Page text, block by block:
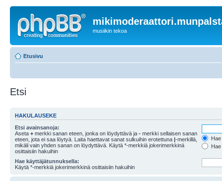
musiikin tekoa
Etusivu
Etsi
HAKULAUSEKE
Etsi avainsanoja:
Aseta + merkki sanan eteen, jonka on löydyttävä ja - merkki sellaisen sanan
eteen, jota ei saa löytyä. Laita haettavat sanat sulkuihin erotettuna |-merkillä,
mikäli vain yhden sanan on löydyttävä. Käytä *-merkkiä jokerimerkkinä
osittaisiin hakuihin
Hae käyttäjätunnuksella:
Käytä *-merkkiä jokerimerkkinä osittaisiin hakuihin